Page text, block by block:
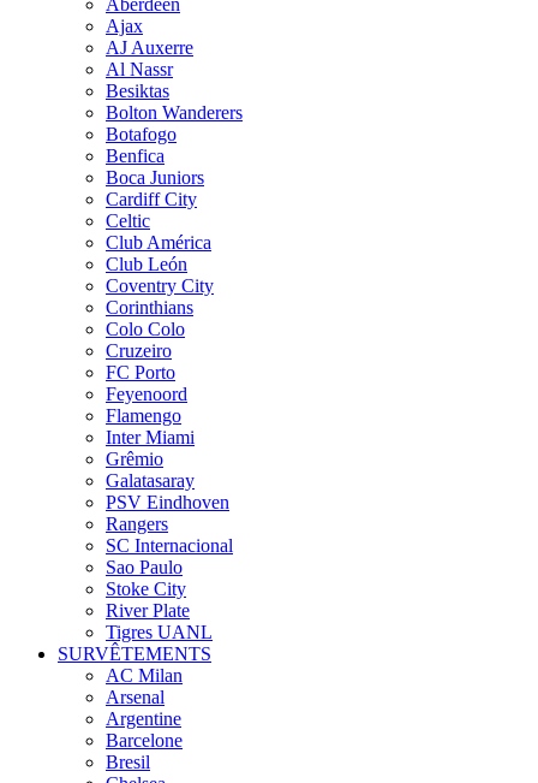
Aberdeen
Ajax
AJ Auxerre
Al Nassr
Besiktas
Bolton Wanderers
Botafogo
Benfica
Boca Juniors
Cardiff City
Celtic
Club América
Club León
Coventry City
Corinthians
Colo Colo
Cruzeiro
FC Porto
Feyenoord
Flamengo
Inter Miami
Grêmio
Galatasaray
PSV Eindhoven
Rangers
SC Internacional
Sao Paulo
Stoke City
River Plate
Tigres UANL
SURVÊTEMENTS
AC Milan
Arsenal
Argentine
Barcelone
Bresil